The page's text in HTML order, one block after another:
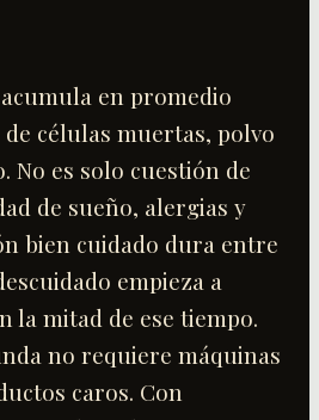
en promedio
células muertas, polvo
No es solo cuestión de
de sueño, alergias y
bien cuidado dura entre
empieza a
la mitad de ese tiempo.
no requiere máquinas
caros. Con